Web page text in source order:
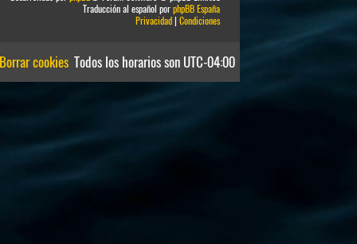
Traducción al español porphpBB España
Privacidad| Condiciones
Todos los horarios son UTC-04:00
Borrar cookies